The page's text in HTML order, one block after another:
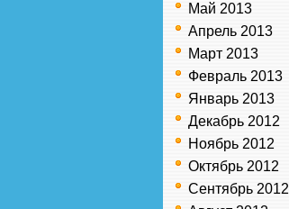
Май 2013
Апрель 2013
Март 2013
Февраль 2013
Январь 2013
Декабрь 2012
Ноябрь 2012
Октябрь 2012
Сентябрь 2012